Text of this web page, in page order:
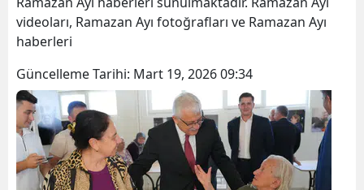
videoları, Ramazan Ayı fotoğrafları ve Ramazan Ayı
haberleri
Güncelleme Tarihi: Mart 19, 2026 09:34